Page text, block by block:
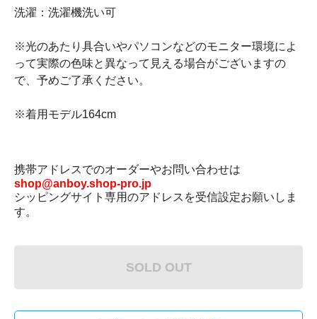
洗濯：洗濯機洗い可
※光のあたり具合いやパソコンなどのモニター環境によ
って実際の色味と異なって見える場合がございますの
で、予めご了承ください。
※着用モデル164cm
携帯アドレスでのオーダーやお問い合わせは
shop@anboy.shop-pro.jp
シッピングサイト専用のアドレスを受信設定お願いしま
す。
SOLD OUT